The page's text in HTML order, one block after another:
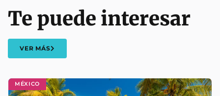
MÉXICO
Te puede interesar
VER MÁS